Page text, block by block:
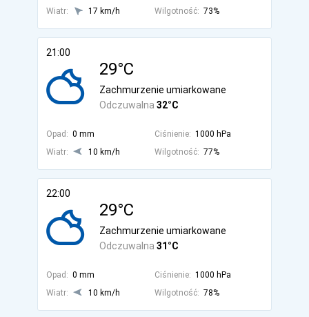
Wiatr:
17 km/h Wilgotność: 73%
21:00
29°C
Odczuwalna 32°C
Zachmurzenie umiarkowane
Opad: 0 mm Ciśnienie: 1000 hPa
Wiatr:
10 km/h Wilgotność: 77%
22:00
29°C
Odczuwalna 31°C
Zachmurzenie umiarkowane
Opad: 0 mm Ciśnienie: 1000 hPa
Wiatr:
10 km/h Wilgotność: 78%